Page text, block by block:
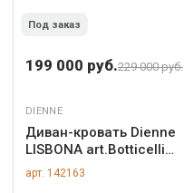
Под заказ
199 000 руб.229 000 руб.
DIENNE
Диван-кровать Dienne
LISBONA art.Botticelli
CREAM
арт. 142163